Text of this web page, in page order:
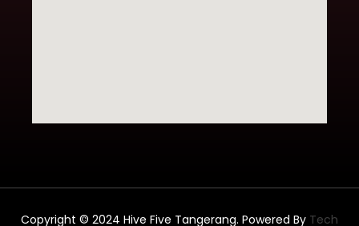
Copyright © 2024 Hive Five Tangerang. Powered By Tech